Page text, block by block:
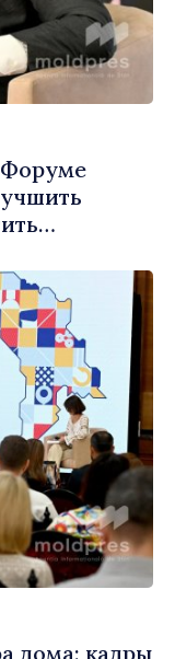
дома: кадры